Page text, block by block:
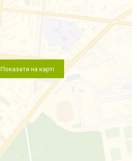
Показати на карті